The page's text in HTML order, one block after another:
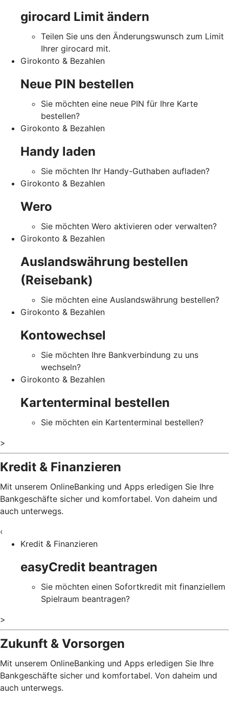
girocard Limit ändern
Teilen Sie uns den Änderungswunsch zum Limit
Ihrer girocard mit.
Girokonto & Bezahlen
Neue PIN bestellen
Sie möchten eine neue PIN für Ihre Karte
bestellen?
Girokonto & Bezahlen
Handy laden
Sie möchten Ihr Handy-Guthaben aufladen?
Girokonto & Bezahlen
Wero
Sie möchten Wero aktivieren oder verwalten?
Girokonto & Bezahlen
Auslandswährung bestellen
(Reisebank)
Sie möchten eine Auslandswährung bestellen?
Girokonto & Bezahlen
Kontowechsel
Sie möchten Ihre Bankverbindung zu uns
wechseln?
Girokonto & Bezahlen
Kartenterminal bestellen
Sie möchten ein Kartenterminal bestellen?
>
Kredit & Finanzieren
Mit unserem OnlineBanking und Apps erledigen Sie Ihre
Bankgeschäfte sicher und komfortabel. Von daheim und
auch unterwegs.
‹
Kredit & Finanzieren
easyCredit beantragen
Sie möchten einen Sofortkredit mit finanziellem
Spielraum beantragen?
>
Zukunft & Vorsorgen
Mit unserem OnlineBanking und Apps erledigen Sie Ihre
Bankgeschäfte sicher und komfortabel. Von daheim und
auch unterwegs.